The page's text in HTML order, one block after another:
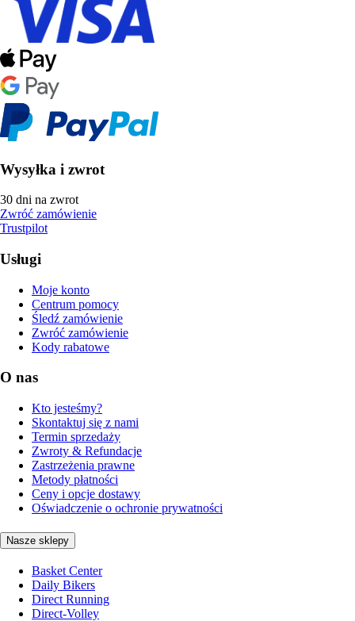
Wysyłka i zwrot
30 dni na zwrot
Zwróć zamówienie
Trustpilot
Usługi
Moje konto
Centrum pomocy
Śledź zamówienie
Zwróć zamówienie
Kody rabatowe
O nas
Kto jesteśmy?
Skontaktuj się z nami
Termin sprzedaży
Zwroty & Refundacje
Zastrzeżenia prawne
Metody płatności
Ceny i opcje dostawy
Oświadczenie o ochronie prywatności
Nasze sklepy
Basket Center
Daily Bikers
Direct Running
Direct-Volley